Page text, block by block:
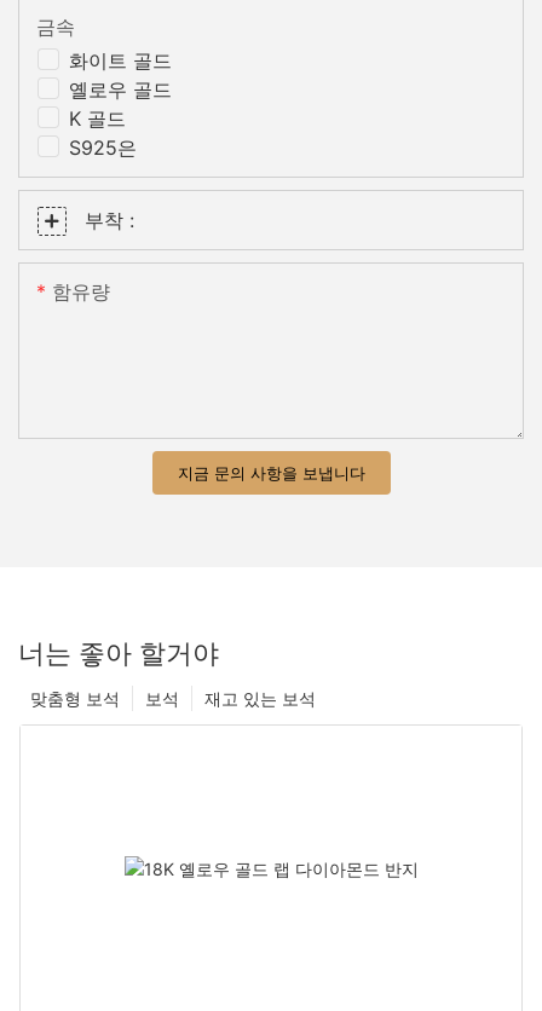
화이트 골드
옐로우 골드
K 골드
S925은
금속
부착 :
함유량
지금 문의 사항을 보냅니다
너는 좋아 할거야
재고 있는 보석
보석
맞춤형 보석